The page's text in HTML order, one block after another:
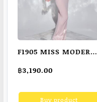
F1905 MISS MODERN
฿3,190.00
Buy product